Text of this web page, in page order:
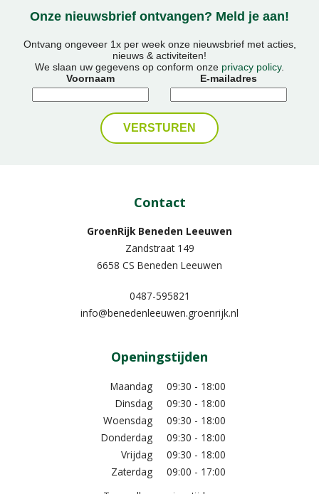
Onze nieuwsbrief ontvangen? Meld je aan!
Ontvang ongeveer 1x per week onze nieuwsbrief met acties,
nieuws & activiteiten!
We slaan uw gegevens op conform onze privacy policy.
Voornaam
E-mailadres
Contact
GroenRijk Beneden Leeuwen​
Zandstraat 149
6658 CS Beneden Leeuwen
0487-595821
info@benedenleeuwen.groenrijk.nl
Openingstijden
Maandag
09:30 - 18:00
Dinsdag
09:30 - 18:00
Woensdag
09:30 - 18:00
Donderdag
09:30 - 18:00
Vrijdag
09:30 - 18:00
Zaterdag
09:00 - 17:00